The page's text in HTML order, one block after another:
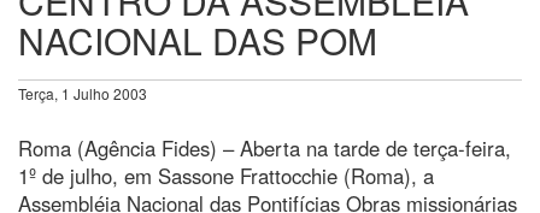
NACIONAL DAS POM
Terça, 1 Julho 2003
Roma (Agência Fides) – Aberta na tarde de terça-feira,
1º de julho, em Sassone Frattocchie (Roma), a
Assembléia Nacional das Pontifícias Obras missionárias